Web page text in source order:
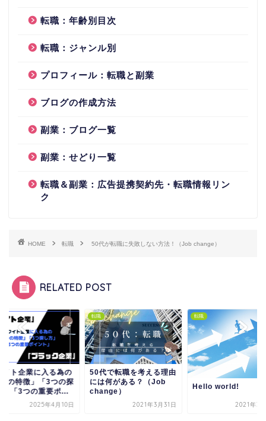
転職：年齢別目次
転職：ジャンル別
プロフィール：転職と副業
ブログの作成方法
副業：ブログ一覧
副業：せどり一覧
転職＆副業：広告提携契約先・転職情報リン
ク
HOME 転職 50代が転職に失敗しない方法！（Job change）
RELATED POST
で転職を考える理由
何がある？（Job
）
2021年3月31日
転職
Hello world!
2021年3月10日
転職
ホワイト企業に入る
し方」「3つの重要
2025年4